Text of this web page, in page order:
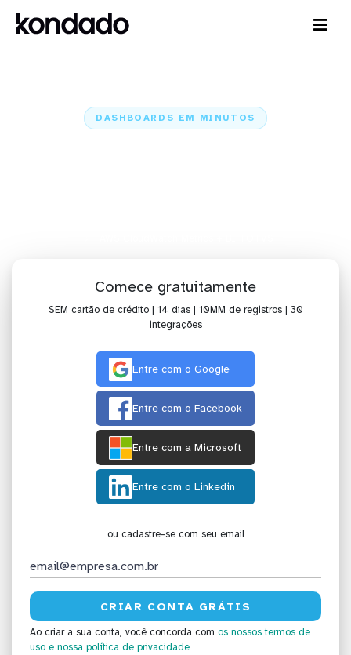
DASHBOARDS EM MINUTOS
Comece gratuitamente
SEM cartão de crédito | 14 dias | 10MM de registros | 30
integrações
Entre com o Google
Entre com o Facebook
Entre com a Microsoft
Entre com o Linkedin
ou cadastre-se com seu email
Ao criar a sua conta, você concorda com os nossos termos de
uso e nossa política de privacidade